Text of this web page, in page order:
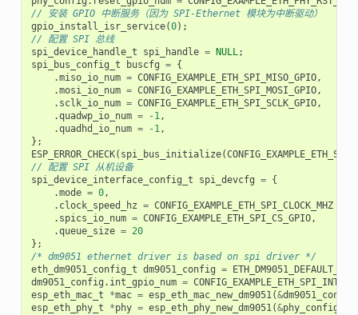
// 安装 GPIO 中断服务（因为 SPI-Ethernet 模块为中断驱动）
gpio_install_isr_service(0);
// 配置 SPI 总线
spi_device_handle_t
spi_handle = NULL;
spi_bus_config_t
buscfg = {
.miso_io_num = CONFIG_EXAMPLE_ETH_SPI_MISO_GPIO,
.mosi_io_num = CONFIG_EXAMPLE_ETH_SPI_MOSI_GPIO,
. sclk_io_num = CONFIG_EXAMPLE_ETH_SPI_SCLK_GPIO,
.quadwp_io_num = -1,
.quadhd_io_num = -1,
};
ESP_ERROR_CHECK( spi_bus_initialize(
// 配置 SPI 从机设备
spi_device_interface_config_t
spi_devcfg = {
.mode = 0,
. clock_speed_hz = CONFIG_EXAMPLE_ETH_SPI_CLOCK_MHZ
. spics_io_num = CONFIG_EXAMPLE_ETH_SPI_CS_GPIO,
.queue_size = 20
};
/* dm9051 ethernet driver is based on spi driver */
eth_dm9051_config_t dm9051_config =
dm9051_config . int_gpio_num =
esp_eth_mac_t
*mac = esp_eth_mac_new_dm9051(&dm9051_config
esp_eth_phy_t
*phy = esp_eth_phy_new_dm9051(&phy_config